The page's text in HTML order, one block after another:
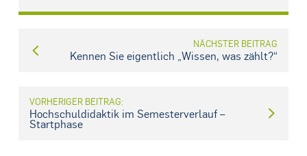
NÄCHSTER BEITRAG
Kennen Sie eigentlich „Wissen, was zählt?“
VORHERIGER BEITRAG:
Hochschuldidaktik im Semesterverlauf –
Startphase